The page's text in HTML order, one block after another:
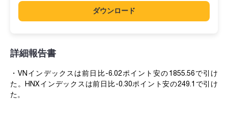
ダウンロード
詳細報告書
・VNインデックスは前日比-6.02ポイント安の1855.56で引け
た。HNXインデックスは前日比-0.30ポイント安の249.1で引け
た。